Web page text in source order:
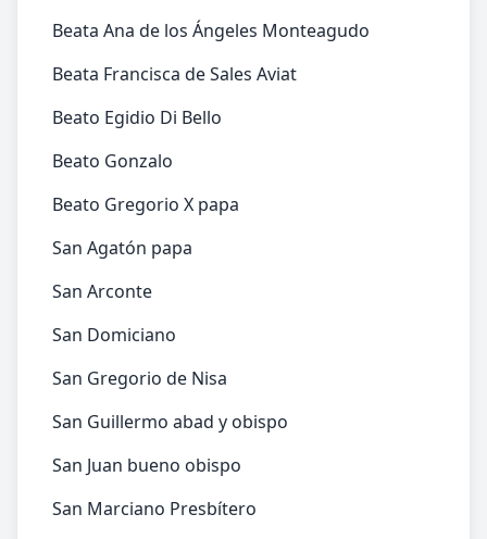
Beata Ana de los Ángeles Monteagudo
Beata Francisca de Sales Aviat
Beato Egidio Di Bello
Beato Gonzalo
Beato Gregorio X papa
San Agatón papa
San Arconte
San Domiciano
San Gregorio de Nisa
San Guillermo abad y obispo
San Juan bueno obispo
San Marciano Presbítero